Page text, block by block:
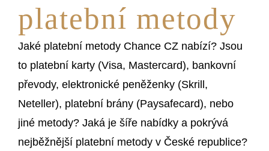
platební metody
Jaké platební metody Chance CZ nabízí? Jsou
to platební karty (Visa, Mastercard), bankovní
převody, elektronické peněženky (Skrill,
Neteller), platební brány (Paysafecard), nebo
jiné metody? Jaká je šíře nabídky a pokrývá
nejběžnější platební metody v České republice?